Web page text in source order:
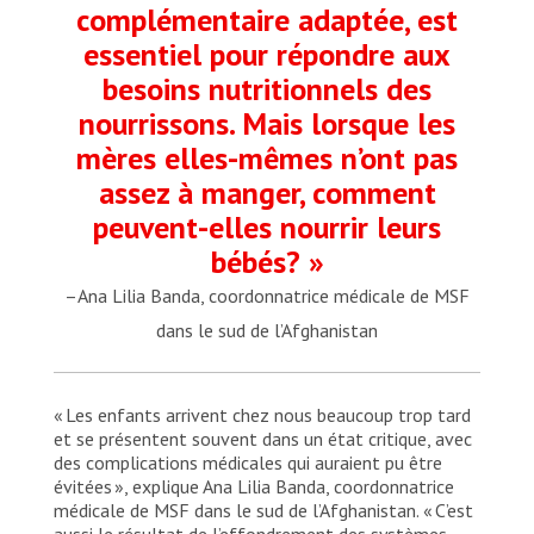
complémentaire adaptée, est
essentiel pour répondre aux
besoins nutritionnels des
nourrissons. Mais lorsque les
mères elles-mêmes n’ont pas
assez à manger, comment
peuvent-elles nourrir leurs
bébés? »
– Ana Lilia Banda, coordonnatrice médicale de MSF
dans le sud de l’Afghanistan
« Les enfants arrivent chez nous beaucoup trop tard
et se présentent souvent dans un état critique, avec
des complications médicales qui auraient pu être
évitées », explique Ana Lilia Banda, coordonnatrice
médicale de MSF dans le sud de l’Afghanistan. « C’est